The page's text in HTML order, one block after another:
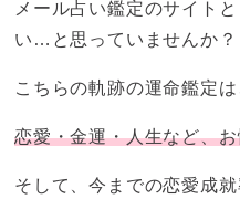
メール占い鑑定のサイト
い…と思っていませんか？
こちらの軌跡の運命鑑定
恋愛・金運・人生など、
そして、今までの恋愛成就